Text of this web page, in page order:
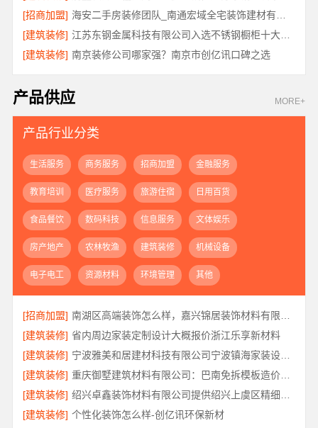
[招商加盟]
[建筑装修]
江苏东钢金属科技有限公司入选不锈钢橱柜十大品牌
[建筑装修] 南京装修公司哪家强？南京市创亿讯口碑之选
产品供应 MORE+
产品行业分类
生活服务 商务服务 招商加盟 金融服务
教育培训 医疗服务 旅游住宿 日用百货
食品餐饮 数码科技 信息服务 文体娱乐
房产地产 农林牧渔 建筑装修 机械设备
电子电工 资源材料 环境管理 其他
[招商加盟]
[建筑装修] 省内周边家装定制设计大概报价浙江乐享新材料
[建筑装修]
宁波雅美和居建材科技有限公司宁波镇海家装设计合作联系方式
[建筑装修]
重庆御墅建筑材料有限公司：巴南免拆模板造价预算抗震防风
[建筑装修]
[建筑装修] 个性化装饰怎么样-创亿讯环保新材